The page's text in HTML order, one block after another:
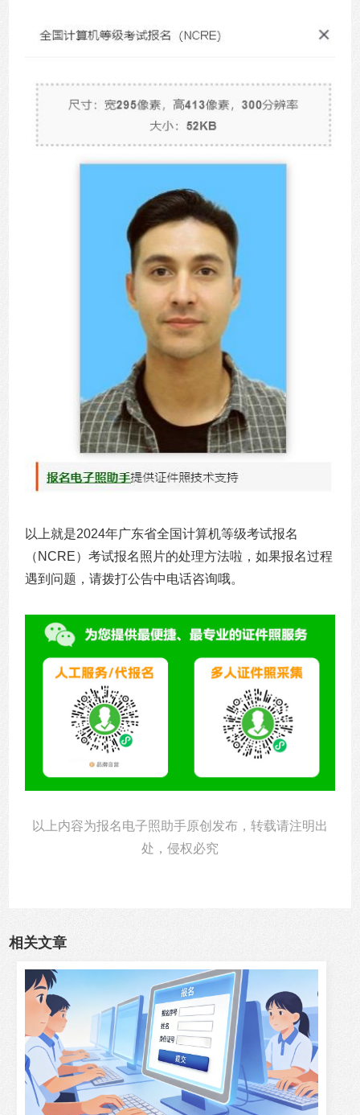
以上就是2024年广东省全国计算机等级考试报名
（NCRE）考试报名照片的处理方法啦，如果报名过程
遇到问题，请拨打公告中电话咨询哦。
以上内容为报名电子照助手原创发布，转载请注明出
处，侵权必究
相关文章